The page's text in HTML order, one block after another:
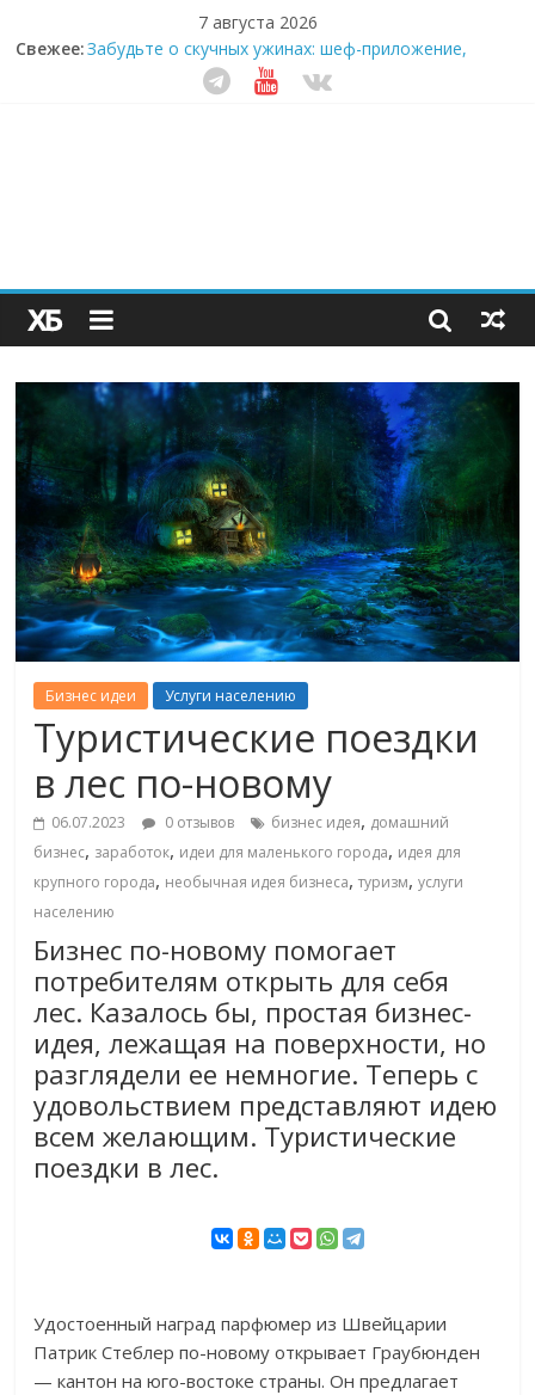
7 августа 2026
Свежее:Забудьте о скучных ужинах: шеф-приложение,
которое видит вашу еду насквозь
Небо зовёт: как бизнес на полётах дронов и
Секрет супергидратации: почему кокосовая вода с
пребиотиками становится главным трендом
здорового питания
Бизнес идеи Услуги населению
Туристические поездки
в лес по-новому
06.07.2023 0 отзывов бизнес идея, домашний
бизнес, заработок, идеи для маленького города, идея для
крупного города, необычная идея бизнеса,туризм,услуги
населению
Бизнес по-новому помогает
потребителям открыть для себя
лес. Казалось бы, простая бизнес-
идея, лежащая на поверхности, но
разглядели ее немногие. Теперь с
удовольствием представляют идею
всем желающим. Туристические
поездки в лес.
Удостоенный наград парфюмер из Швейцарии
Патрик Стеблер по-новому открывает Граубюнден
— кантон на юго-востоке страны. Он предлагает